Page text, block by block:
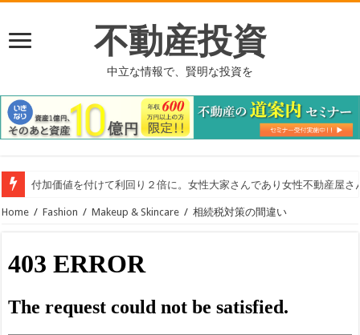
不動産投資
中立な情報で、賢明な投資を
付加価値を付けて利回り２倍に。女性大家さんであり女性不動産屋さ
Home / Fashion / Makeup & Skincare / 相続税対策の間違い